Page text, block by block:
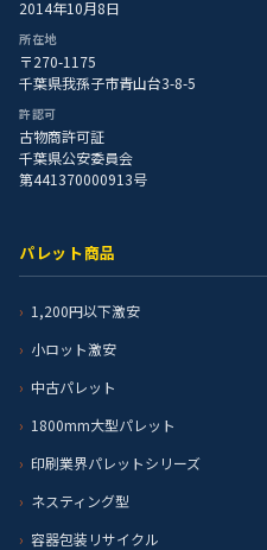
2014年10月8日
所在地
〒270-1175
千葉県我孫子市青山台3-8-5
許認可
古物商許可証
千葉県公安委員会
第441370000913号
パレット商品
1,200円以下激安
小ロット激安
中古パレット
1800mm大型パレット
印刷業界パレットシリーズ
ネスティング型
容器包装リサイクル